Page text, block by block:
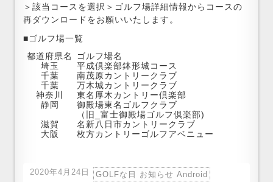
＞該当コースを選択＞ゴルフ場詳細情報からコースの
再ダウンロードをお願いいたします。
■ゴルフ場一覧
都道府県名
ゴルフ場名
埼玉
平成倶楽部鉢形城コース
千葉
南茂原カントリークラブ
千葉
万木城カントリークラブ
神奈川
東名厚木カントリー倶楽部
静岡
御殿場東名ゴルフクラブ
（旧_富士御殿場ゴルフ倶楽部)
滋賀
名新八日市カントリークラブ
大阪
枚方カントリーゴルフアベニュー
2020年4月24日 GOLFな日 お知らせ Android